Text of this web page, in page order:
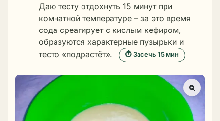
Даю тесту отдохнуть 15 минут при
комнатной температуре – за это время
сода среагирует с кислым кефиром,
образуются характерные пузырьки и
тесто «подрастёт».
⏱ Засечь 15 мин